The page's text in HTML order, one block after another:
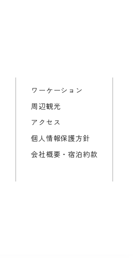
ワーケーション
周辺観光
アクセス
個人情報保護方針
会社概要・宿泊約款